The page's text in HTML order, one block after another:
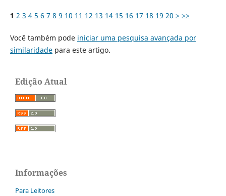
1 2 3 4 5 6 7 8 9 10 11 12 13 14 15 16 17 18 19 20 > >>
Você também pode iniciar uma pesquisa avançada por
similaridadepara este artigo.
Edição Atual
Informações
Para Leitores